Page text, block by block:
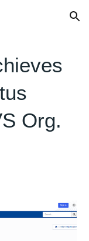
Skip to navigation
Org.